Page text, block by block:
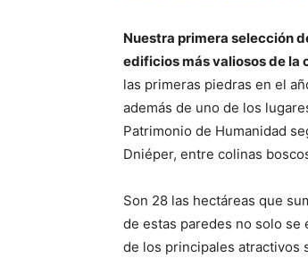
Nuestra primera selección
edificios más valiosos de la
las primeras piedras en el
además de uno de los
Patrimonio de Humanidad
Dniéper, entre colinas
Son 28 las hectáreas que
de estas paredes no solo se
de los principales atractivos